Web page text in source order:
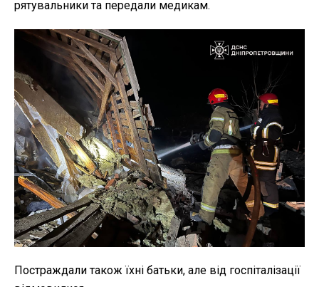
рятувальники та передали медикам.
Постраждали також їхні батьки, але від госпіталізації